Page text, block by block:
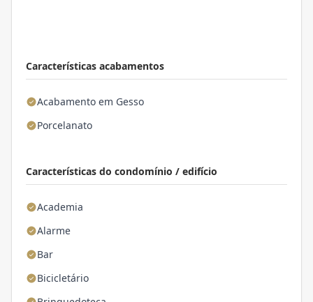
Características acabamentos
Acabamento em Gesso
Porcelanato
Características do condomínio / edifício
Academia
Alarme
Bar
Bicicletário